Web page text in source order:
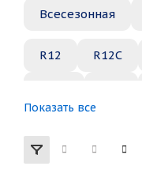
Всесезонная
R12 R12C
R22
Показать все